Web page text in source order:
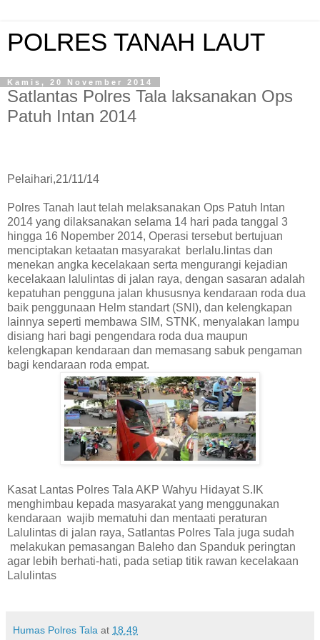
POLRES TANAH LAUT
Kamis, 20 November 2014
Satlantas Polres Tala laksanakan Ops
Patuh Intan 2014
Pelaihari,21/11/14
Polres Tanah laut telah melaksanakan Ops Patuh Intan
2014 yang dilaksanakan selama 14 hari pada tanggal 3
hingga 16 Nopember 2014, Operasi tersebut bertujuan
menciptakan ketaatan masyarakat berlalu.lintas dan
menekan angka kecelakaan serta mengurangi kejadian
kecelakaan lalulintas di jalan raya, dengan sasaran adalah
kepatuhan pengguna jalan khususnya kendaraan roda dua
baik penggunaan Helm standart (SNI), dan kelengkapan
lainnya seperti membawa SIM, STNK, menyalakan lampu
disiang hari bagi pengendara roda dua maupun
kelengkapan kendaraan dan memasang sabuk pengaman
bagi kendaraan roda empat.
Kasat Lantas Polres Tala AKP Wahyu Hidayat S.IK
menghimbau kepada masyarakat yang menggunakan
kendaraan wajib mematuhi dan mentaati peraturan
Lalulintas di jalan raya, Satlantas Polres Tala juga sudah
melakukan pemasangan Baleho dan Spanduk peringtan
agar lebih berhati-hati, pada setiap titik rawan kecelakaan
Lalulintas
Humas Polres Tala at 18.49